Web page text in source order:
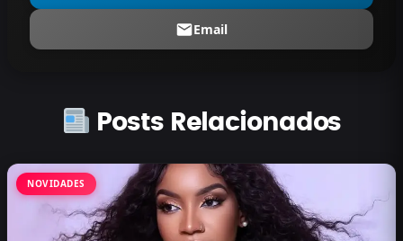
Email
Posts Relacionados
NOVIDADES